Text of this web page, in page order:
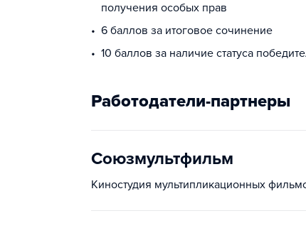
получения особых прав
6 баллов за итоговое сочинение
10 баллов за наличие статуса
Работодатели-партнеры
Союзмультфильм
Киностудия мультипликационных